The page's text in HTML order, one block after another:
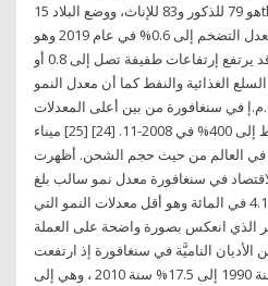
هو 79 للذكور و83 للإناث، ووضع البلاد 15th في العالم لمتوسط العمر
المتوقع. بالإضافة إلى وصول معدل التضخم إلى 0.6% في عام 2019 وهو
معدل جيد لإنخفاضة كثيراً إلا أنه قد يرتفع إرتفاعات طفيفة تصل إلى 0.8 أو
الغذائية والنفط كما أن معدل النمو
في سنغافورة من بين أعلى المعدلات
في العالم، إذ وصل في المتوسط إلى 400% في 2008-11. [24] [25] ميناء
في العالم من حيث حجم الشحن. أظهرت
في سنغافورة معدل نمو سالب بلغ
في الربع الثالث من 2016 نسبة 4.1 في المائة وهو أقل معدلات النمو التي
الذي انعكس بصورة واضحة على العملة
الأديان الناميَّة في سنغافورة إذ ارتفعت
نسبة المسيحيين من 12.7% سنة 1990 إلى 17.5% سنة 2010 ، وهي إلى